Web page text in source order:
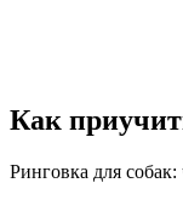
Как
Ринговка для